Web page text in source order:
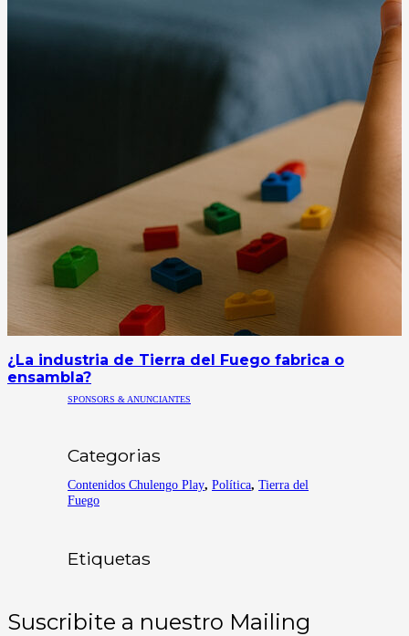
¿La industria de Tierra del Fuego fabrica o
ensambla?
SPONSORS & ANUNCIANTES
Categorias
Contenidos Chulengo Play, Política, Tierra del
Fuego
Etiquetas
Suscribite a nuestro Mailing